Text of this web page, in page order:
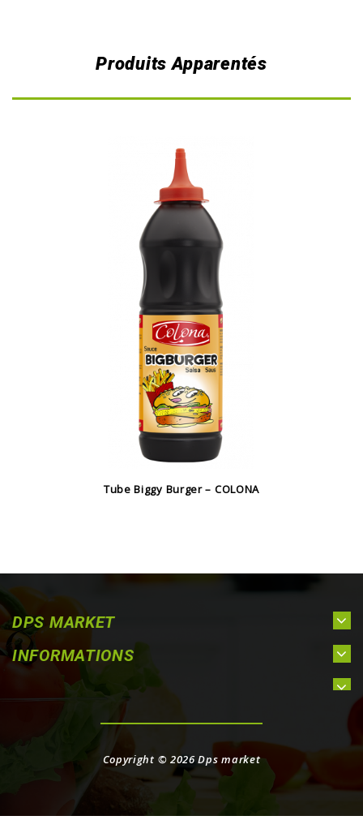
Produits Apparentés
Tube Biggy Burger – COLONA
DPS MARKET
INFORMATIONS
Copyright © 2026Dps market